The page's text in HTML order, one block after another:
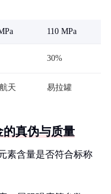
110 MPa
30%
天 易拉罐
的真伪与质量
素含量是否符合标称